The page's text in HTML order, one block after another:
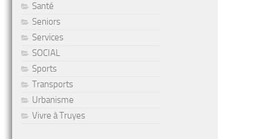
Santé
Seniors
Services
SOCIAL
Sports
Transports
Urbanisme
Vivre à Truyes